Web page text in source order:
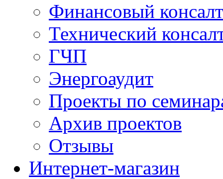
Финансовый
Технический
ГЧП
Энергоаудит
Проекты по
Архив проектов
Отзывы
Интернет-магазин